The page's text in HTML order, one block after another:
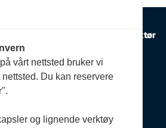
drives
Ansvarlig redaktør
908 64 608
redaktor@pf.no
920 51 545
vårt nettsted bruker vi
Du kan reservere
og lignende verktøy